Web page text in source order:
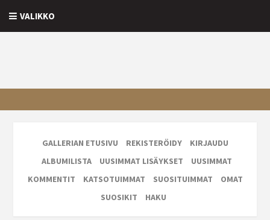
VALIKKO
GALLERIAN ETUSIVU REKISTERÖIDY
KIRJAUDU
ALBUMILISTA
UUSIMMAT LISÄYKSET
UUSIMMAT
KOMMENTIT
KATSOTUIMMAT SUOSITUIMMAT
OMAT
SUOSIKIT
HAKU